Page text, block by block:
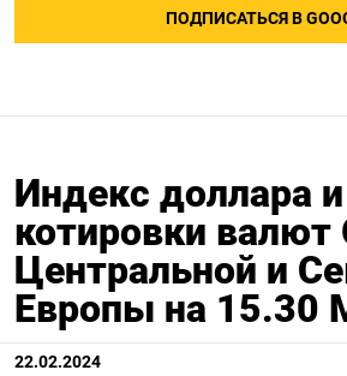
ПОДПИСАТЬСЯ В
Индекс доллара и
котировки валют
Центральной и
Европы на 15.30
22.02.2024